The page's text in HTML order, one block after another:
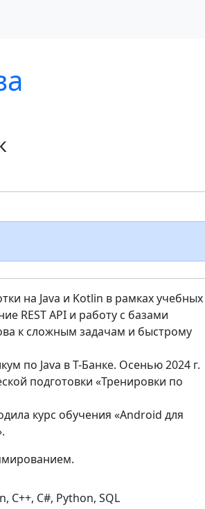
на Java и Kotlin в рамках учебных
REST API и работу с базами
к сложным задачам и быстрому
по Java в Т-Банке. Осенью 2024 г.
подготовки «Тренировки по
курс обучения «Android для
C++, C#, Python, SQL